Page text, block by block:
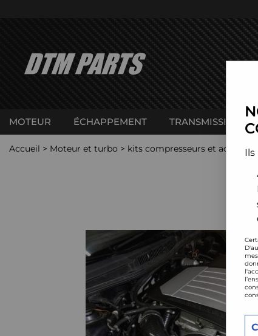
MOTEUR ÉCHAPPEMENT TRANSMISSION
Accueil > Moteur et turbo > kits compresseurs et